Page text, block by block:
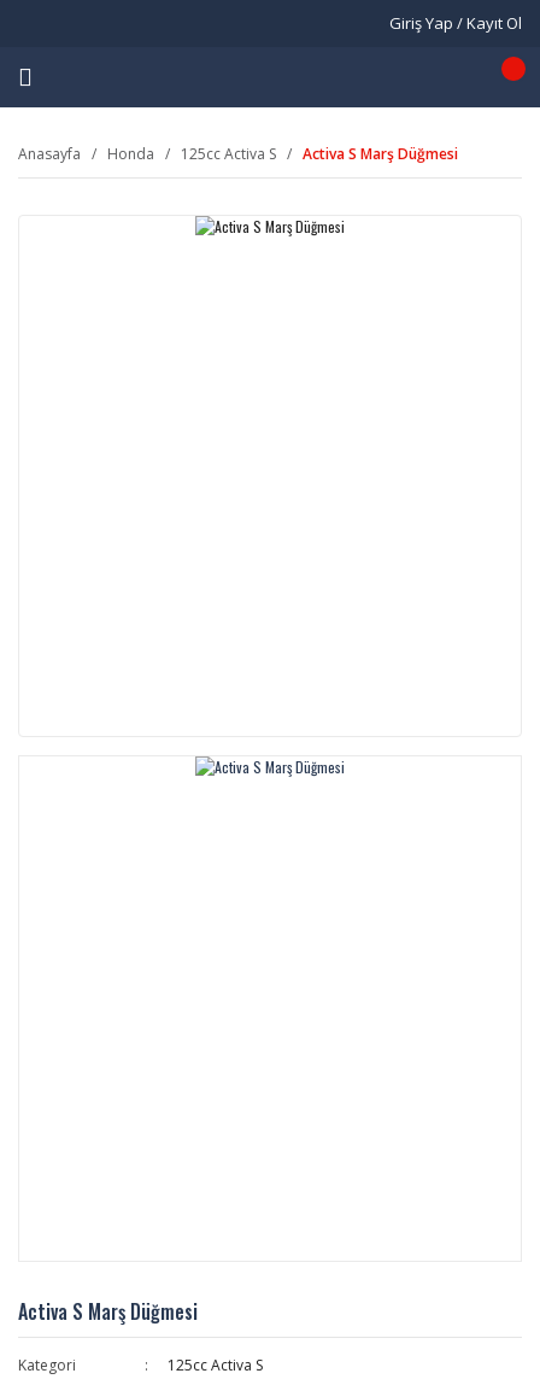
Giriş Yap / Kayıt Ol
Anasayfa Honda 125cc Activa S Activa S Marş Düğmesi
Activa S Marş Düğmesi
Kategori
125cc Activa S